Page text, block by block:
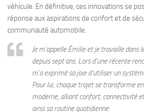
véhicule. En définitive, ces innovations se
réponse aux aspirations de confort et de
communauté automobile.
Je m’appelle Émilie et je travaille dans
depuis sept ans. Lors d’une récente
m’a exprimé sa joie d’utiliser un
Pour lui, chaque trajet se transforme
moderne, alliant confort, connectivité
ainsi sa routine quotidienne.